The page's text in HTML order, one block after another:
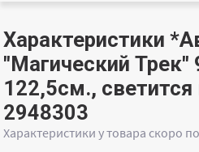
Характеристики
"Магический Трек"
122,5см.,
2948303
Характеристики у товара скоро